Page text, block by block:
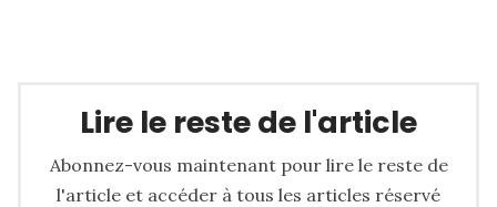
Lire le reste de l'article
Abonnez-vous maintenant pour lire le reste de
l'article et accéder à tous les articles réservé